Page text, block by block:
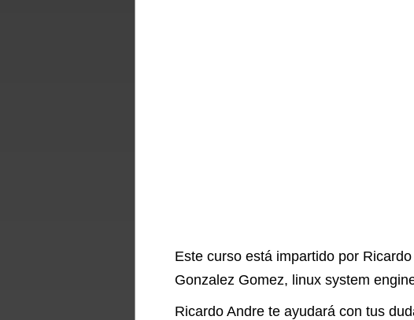
Este curso está impartido por
Gonzalez Gomez, linux system
Ricardo Andre te ayudará con tus